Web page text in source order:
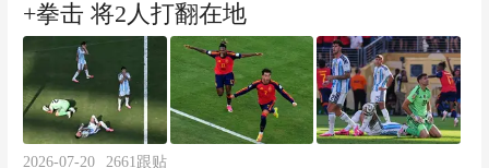
+拳击 将2人打翻在地
2026-07-20 2661跟贴